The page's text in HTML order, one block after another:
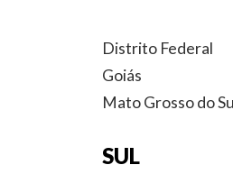
Distrito Federal
Goiás
Mato Grosso do
SUL